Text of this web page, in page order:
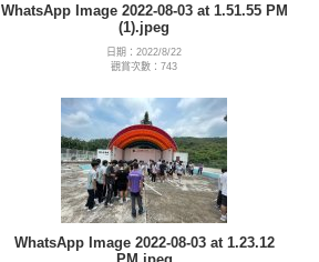
WhatsApp Image 2022-08-03 at 1.51.55 PM
(1).jpeg
日期：2022/8/22
觀賞次數：743
WhatsApp Image 2022-08-03 at 1.23.12